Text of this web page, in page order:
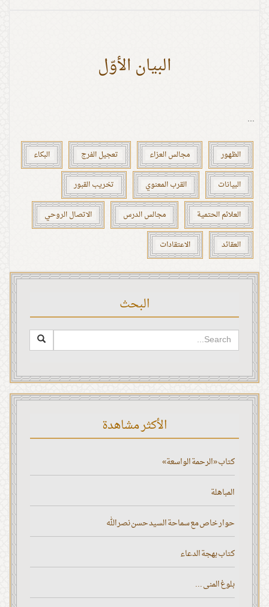
البيان الأوّل
...
الظهور مجالس العزاء تعجيل الفرج البكاء
البيانات القرب المعنوي تخريب القبور
العلائم الحتمية مجالس الدرس الاتصال الروحي
العقائد الاعتقادات
البحث
الأكثر مشاهدة
كتاب «الرحمة الواسعة»
المباهلة
حوار خاص مع سماحة السيد حسن نصر الله
كتاب بهجة الدعاء
بلوغ المنى ...